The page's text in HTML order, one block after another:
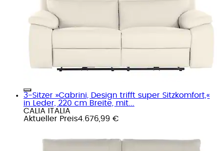
3-Sitzer »Cabrini, Design trifft super Sitzkomfort,«
in Leder, 220 cm Breite, mit...
CALIA ITALIA
Aktueller Preis4.676,99 €